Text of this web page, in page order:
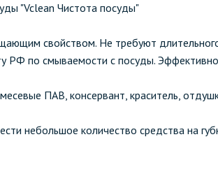
"Vclean Чистота посуды"
свойством. Не требуют
РФ по смываемости с посуды.
ПАВ, консервант, краситель,
небольшое количество средства на